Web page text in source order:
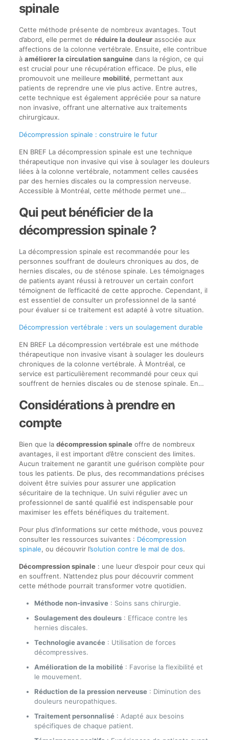
spinale
Cette méthode présente de nombreux avantages. Tout
d’abord, elle permet de réduire la douleurassociée aux
affections de la colonne vertébrale. Ensuite, elle contribue
à améliorer la circulation sanguinedans la région, ce qui
est crucial pour une récupération efficace. De plus, elle
promouvoit une meilleure mobilité, permettant aux
patients de reprendre une vie plus active. Entre autres,
cette technique est également appréciée pour sa nature
non invasive, offrant une alternative aux traitements
chirurgicaux.
Décompression spinale : construire le futur
EN BREF La décompression spinale est une technique
thérapeutique non invasive qui vise à soulager les douleurs
liées à la colonne vertébrale, notamment celles causées
par des hernies discales ou la compression nerveuse.
Accessible à Montréal, cette méthode permet une…
Qui peut bénéficier de la
décompression spinale ?
La décompression spinale est recommandée pour les
personnes souffrant de douleurs chroniques au dos, de
hernies discales, ou de sténose spinale. Les témoignages
de patients ayant réussi à retrouver un certain confort
témoignent de l’efficacité de cette approche. Cependant, il
est essentiel de consulter un professionnel de la santé
pour évaluer si ce traitement est adapté à votre situation.
Décompression vertébrale : vers un soulagement durable
EN BREF La décompression vertébrale est une méthode
thérapeutique non invasive visant à soulager les douleurs
chroniques de la colonne vertébrale. À Montréal, ce
service est particulièrement recommandé pour ceux qui
souffrent de hernies discales ou de stenose spinale. En…
Considérations à prendre en
compte
Bien que la décompression spinaleoffre de nombreux
avantages, il est important d’être conscient des limites.
Aucun traitement ne garantit une guérison complète pour
tous les patients. De plus, des recommandations précises
doivent être suivies pour assurer une application
sécuritaire de la technique. Un suivi régulier avec un
professionnel de santé qualifié est indispensable pour
maximiser les effets bénéfiques du traitement.
Pour plus d’informations sur cette méthode, vous pouvez
consulter les ressources suivantes : Décompression
spinale, ou découvrir l’solution contre le mal de dos.
Décompression spinale: une lueur d’espoir pour ceux qui
en souffrent. N’attendez plus pour découvrir comment
cette méthode pourrait transformer votre quotidien.
Méthode non-invasive: Soins sans chirurgie.
Soulagement des douleurs: Efficace contre les
hernies discales.
Technologie avancée: Utilisation de forces
décompressives.
Amélioration de la mobilité: Favorise la flexibilité et
le mouvement.
Réduction de la pression nerveuse: Diminution des
douleurs neuropathiques.
Traitement personnalisé: Adapté aux besoins
spécifiques de chaque patient.